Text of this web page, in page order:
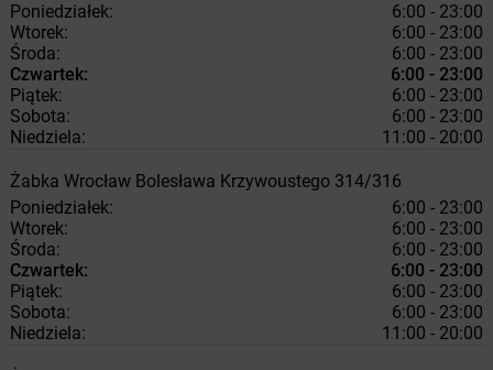
Poniedziałek:
6:00 - 23:00
Wtorek:
6:00 - 23:00
Środa:
6:00 - 23:00
Czwartek:
6:00 - 23:00
Piątek:
6:00 - 23:00
Sobota:
6:00 - 23:00
Niedziela:
11:00 - 20:00
Żabka Wrocław Bolesława Krzywoustego 314/316
Poniedziałek:
6:00 - 23:00
Wtorek:
6:00 - 23:00
Środa:
6:00 - 23:00
Czwartek:
6:00 - 23:00
Piątek:
6:00 - 23:00
Sobota:
6:00 - 23:00
Niedziela:
11:00 - 20:00